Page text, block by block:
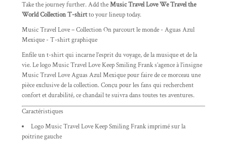
Take the journey further. Add theMusic Travel Love We Travel the
World Collection T-shirtto your lineup today.
Music Travel Love – Collection On parcourt le monde - Aguas Azul
Mexique - T-shirt graphique
Enfile un t-shirt qui incarne l’esprit du voyage, de la musique et de la
vie. Le logo Music Travel Love Keep Smiling Frank s’agence à l’insigne
Music Travel Love Aguas Azul Mexique pour faire de ce morceau une
pièce exclusive de la collection. Conçu pour les fans qui recherchent
confort et durabilité, ce chandail te suivra dans toutes tes aventures.
Caractéristiques
Logo Music Travel Love Keep Smiling Frank imprimé sur la
poitrine gauche